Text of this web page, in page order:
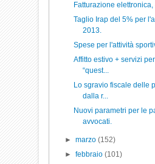
Fatturazione
Taglio Irap del 5% per
2013.
Spese per l'attività
Affitto estivo + servizi
“quest...
Lo sgravio fiscale delle
dalla r...
Nuovi parametri per le
avvocati.
► marzo (152)
► febbraio (101)